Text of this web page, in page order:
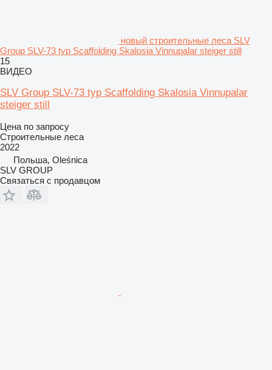
новый строительные леса SLV
Group SLV-73 typ Scaffolding Skalosia Vinnupalar steiger still
15
ВИДЕО
SLV Group SLV-73 typ Scaffolding Skalosia Vinnupalar
steiger still
Цена по запросу
Строительные леса
2022
Польша, Oleśnica
SLV GROUP
Связаться с продавцом